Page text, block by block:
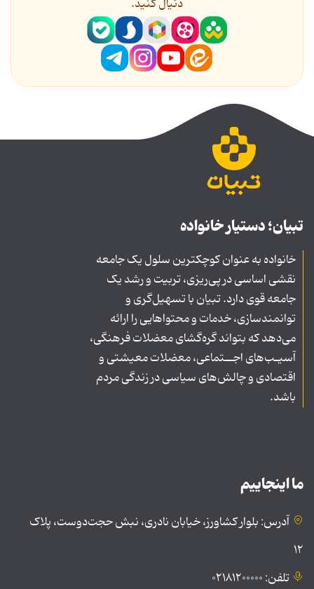
دنیال کنید.
تبیان؛ دستیار خانواده
خانواده به عنوان کوچکترین سلول یک جامعه
نقشی اساسی در پی‌ریزی، تربیت و رشد یک
جامعه قوی دارد. تبیان با تسهیل‌گری و
توانمندسازی، خدمات و محتواهایی را ارائه
می‌دهد که بتواند گره‌گشای معضلات فرهنگی،
آسیـب‌های اجــتماعی، معضلات معیشتی و
اقتصادی و چالش‌های سیاسی در زندگی مردم
باشد.
ما اینجاییم
آدرس: بلوار کشاورز، خیابان نادری، نبش حجت‌دوست، پلاک
۱۲
تلفن: ۰۲۱۸۱۲۰۰۰۰۰